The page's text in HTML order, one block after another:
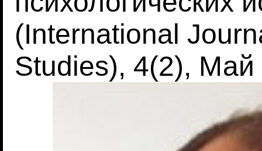
(International
Studies), 4(2), Май